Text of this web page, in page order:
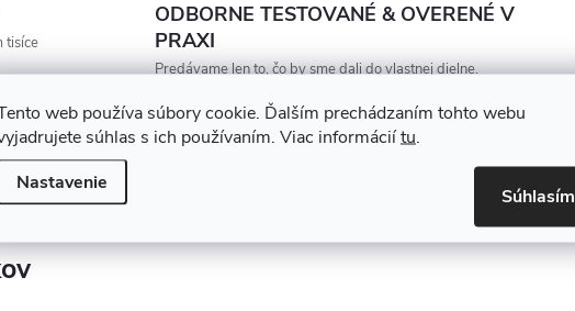
web používa súbory cookie. Ďalším prechádzaním tohto webu
súhlas s ich používaním. Viac informáciítu.
Nastavenie
Súhlasím
tisíce
ODBORNE TESTOVANÉ & OVERENÉ V
PRAXI
Predávame len to, čo by sme dali do vlastnej dielne.
vydržal, zarábal a nesklamal